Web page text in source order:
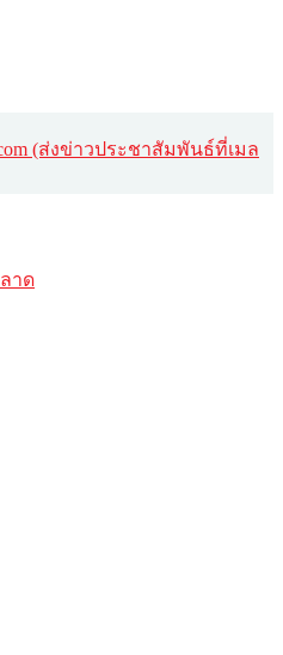
(ส่งข่าวประชาสัมพันธ์ที่เมล
าด